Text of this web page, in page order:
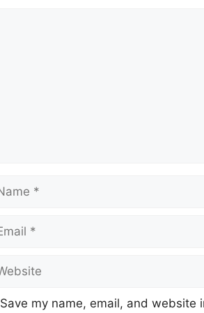
Save my name, email, and